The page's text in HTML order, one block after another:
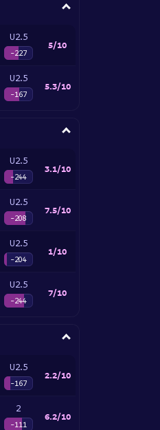
U2.5
-227
5/10
U2.5
-167
5.3/10
U2.5
-244
3.1/10
U2.5
-208
7.5/10
U2.5
-204
1/10
U2.5
-244
7/10
U2.5
-167
2.2/10
2
-111
6.2/10